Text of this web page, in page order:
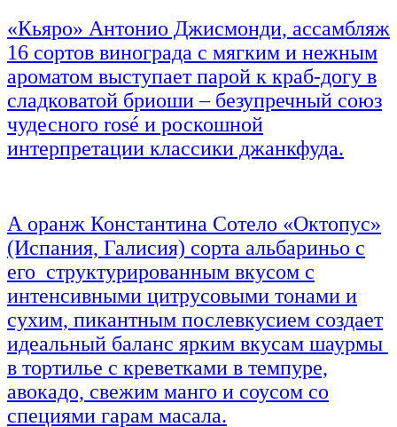
«Кьяро» Антонио Джисмонди, ассамбляж
16 сортов винограда с мягким и нежным
ароматом выступает парой к краб-догу в
сладковатой бриоши – безупречный союз
чудесного rosé и роскошной
интерпретации классики джанкфуда.
А оранж Константина Сотело «Октопус»
(Испания, Галисия) сорта альбариньо с
его структурированным вкусом с
интенсивными цитрусовыми тонами и
сухим, пикантным послевкусием создает
идеальный баланс ярким вкусам шаурмы
в тортилье с креветками в темпуре,
авокадо, свежим манго и соусом со
специями гарам масала.